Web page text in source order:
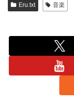
Eru.txt 音楽